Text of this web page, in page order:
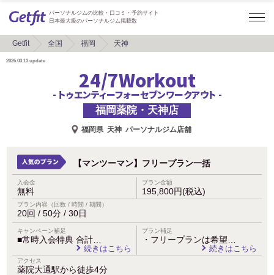
パーソナルジムの比較・口コミ・予約サイト
日本最大級のパーソナルジム掲載数
Getfit 全国 福岡 天神
2026.03.13 update
24/7Workout
- トゥエンティーフォーセブンワークアウト -
福岡薬院・天神店
福岡県 天神 パーソナルジム店舗
【マンツーマン】フリープラン一括
入会金
無料
プラン金額
195,800円(税込)
プラン内容（回数 / 時間 / 期間）
20回 / 50分 / 30日
キャンペーン補足
■常時入会特典 合計…
続きはこちら
プラン補足
・フリープランは希望…
続きはこちら
アクセス
薬院大通駅から徒歩4分